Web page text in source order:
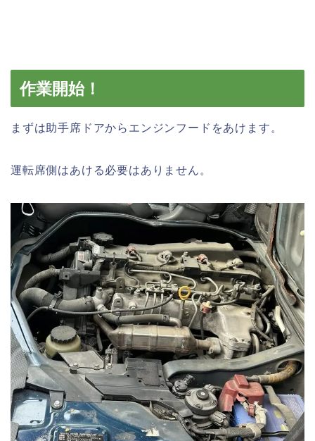
作業開始！
まずは助手席ドアからエンジンフードをあけます。
運転席側はあける必要はありません。